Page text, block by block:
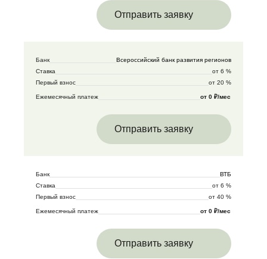
Отправить заявку
Банк
Всероссийский банк развития регионов
Ставка
от 6 %
Первый взнос
от 20 %
Ежемесячный платеж от 0 ₽/мес
Отправить заявку
Банк
ВТБ
Ставка
от 6 %
Первый взнос
от 40 %
Ежемесячный платеж от 0 ₽/мес
Отправить заявку